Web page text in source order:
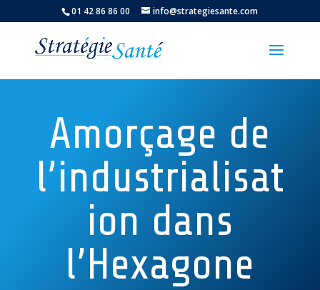
01 42 86 86 00 info@strategiesante.com
Amorçage de
l’industrialisat
ion dans
l’Hexagone